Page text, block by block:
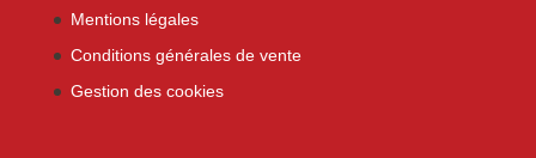
Mentions légales
Conditions générales de vente
Gestion des cookies